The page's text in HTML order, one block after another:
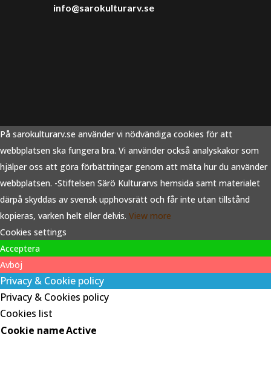
info@sarokulturarv.se
På sarokulturarv.se använder vi nödvändiga cookies för att
webbplatsen ska fungera bra. Vi använder också analyskakor som
hjälper oss att göra förbättringar genom att mäta hur du använder
webbplatsen. -Stiftelsen Särö Kulturarvs hemsida samt materialet
därpå skyddas av svensk upphovsrätt och får inte utan tillstånd
kopieras, varken helt eller delvis. View more
Cookies settings
Acceptera
Avböj
Privacy & Cookie policy
Privacy & Cookies policy
Cookies list
Cookie nameActive